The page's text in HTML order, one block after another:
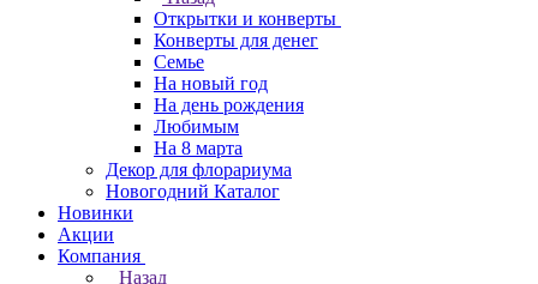
Открытки и конверты
Конверты для денег
Семье
На новый год
На день рождения
Любимым
На 8 марта
Декор для флорариума
Новогодний Каталог
Новинки
Акции
Компания
Назад